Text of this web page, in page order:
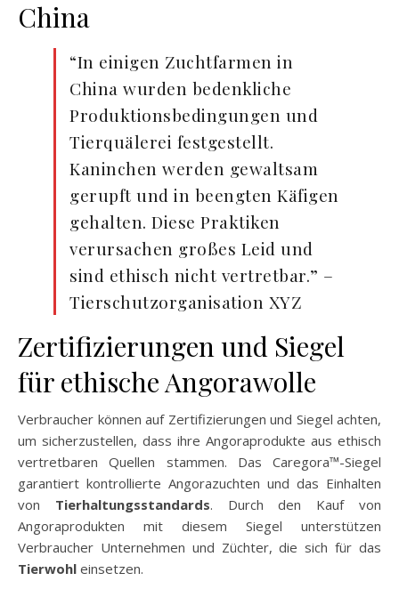
China
“In einigen Zuchtfarmen in
China wurden bedenkliche
Produktionsbedingungen und
Tierquälerei festgestellt.
Kaninchen werden gewaltsam
gerupft und in beengten Käfigen
gehalten. Diese Praktiken
verursachen großes Leid und
sind ethisch nicht vertretbar.” –
Tierschutzorganisation XYZ
Zertifizierungen und Siegel
für ethische Angorawolle
Verbraucher können auf Zertifizierungen und Siegel achten,
um sicherzustellen, dass ihre Angoraprodukte aus ethisch
vertretbaren Quellen stammen. Das Caregora™-Siegel
garantiert kontrollierte Angorazuchten und das Einhalten
von Tierhaltungsstandards. Durch den Kauf von
Angoraprodukten mit diesem Siegel unterstützen
Verbraucher Unternehmen und Züchter, die sich für das
Tierwohl einsetzen.